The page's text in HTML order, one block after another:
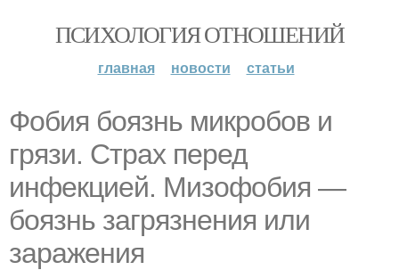
ПСИХОЛОГИЯ ОТНОШЕНИЙ
главная новости статьи
Фобия боязнь микробов и
грязи. Страх перед
инфекцией. Мизофобия —
боязнь загрязнения или
заражения